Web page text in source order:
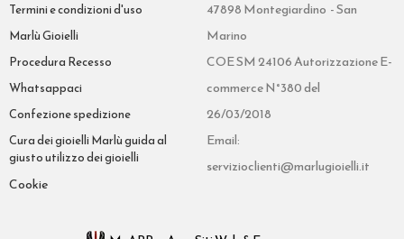
Termini e condizioni d'uso
Marlù Gioielli
Procedura Recesso
Whatsappaci
Confezione spedizione
Cura dei gioielli Marlù guida al
giusto utilizzo dei gioielli
Cookie
47898 Montegiardino - San
Marino
COE SM 24106 Autorizzazione E-
commerce N°380 del
26/03/2018
Email:
servizioclienti@marlugioielli.it